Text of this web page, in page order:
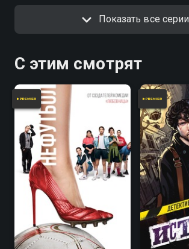
расследование самых разных
Показать все серии
С этим смотрят